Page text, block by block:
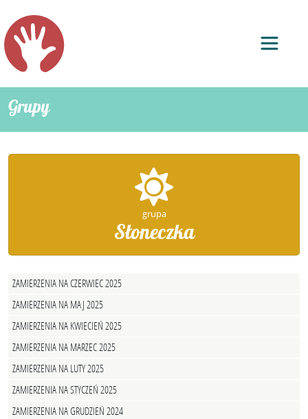
Grupy
grupa
Słoneczka
ZAMIERZENIA NA CZERWIEC 2025
ZAMIERZENIA NA MAJ 2025
ZAMIERZENIA NA KWIECIEŃ 2025
ZAMIERZENIA NA MARZEC 2025
ZAMIERZENIA NA LUTY 2025
ZAMIERZENIA NA STYCZEŃ 2025
ZAMIERZENIA NA GRUDZIEŃ 2024